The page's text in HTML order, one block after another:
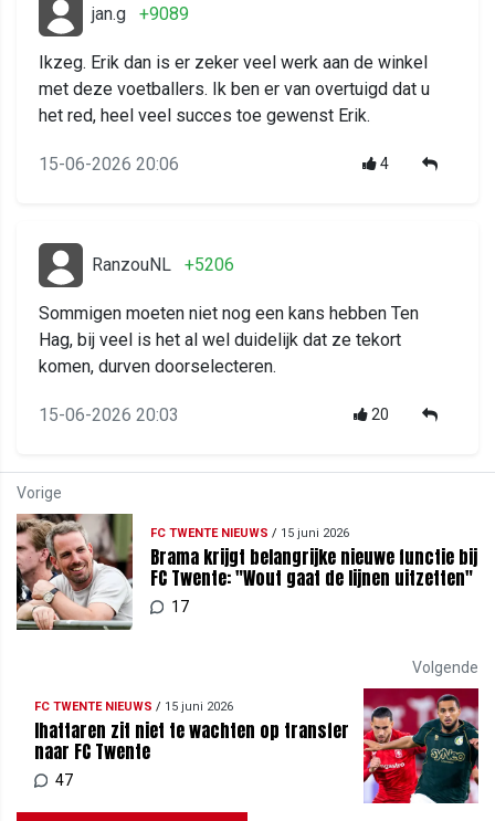
jan.g +9089
Ikzeg. Erik dan is er zeker veel werk aan de winkel
met deze voetballers. Ik ben er van overtuigd dat u
het red, heel veel succes toe gewenst Erik.
15-06-2026 20:06 4
RanzouNL +5206
Sommigen moeten niet nog een kans hebben Ten
Hag, bij veel is het al wel duidelijk dat ze tekort
komen, durven doorselecteren.
15-06-2026 20:03 20
Vorige
FC TWENTE NIEUWS / 15 juni 2026
Brama krijgt belangrijke nieuwe functie bij
FC Twente: "Wout gaat de lijnen uitzetten"
17
Volgende
FC TWENTE NIEUWS / 15 juni 2026
Ihattaren zit niet te wachten op transfer
naar FC Twente
47